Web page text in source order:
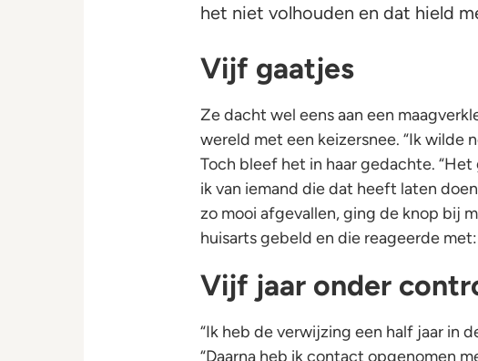
het niet volhouden en dat hield
Vijf gaatjes
Ze dacht wel eens aan een
wereld met een keizersnee. “Ik wilde
Toch bleef het in haar gedachte.
ik van iemand die dat heeft laten
zo mooi afgevallen, ging de knop bij
huisarts gebeld en die reageerde
Vijf jaar onder
“Ik heb de verwijzing een half jaar in
“Daarna heb ik contact opgenomen